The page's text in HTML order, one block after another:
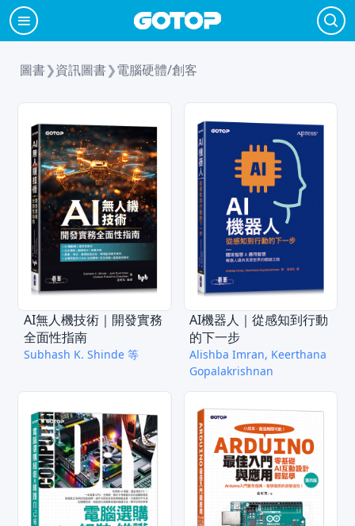
圖書❯資訊圖書❯電腦硬體/創客
AI無人機技術｜開發實務
全面性指南
Subhash K. Shinde 等
AI機器人｜從感知到行動
的下一步
Alishba Imran, Keerthana
Gopalakrishnan